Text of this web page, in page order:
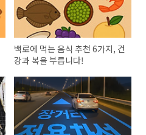
백로에 먹는 음식 추천 6가지, 건
강과 복을 부릅니다!